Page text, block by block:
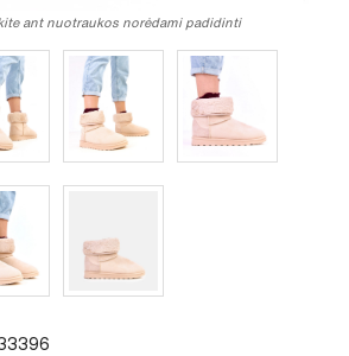
ant nuotraukos norėdami padidinti